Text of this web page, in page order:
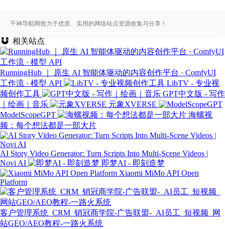
千神导航网致力于优质、实用的网络站点资源收集与分享！
相关站点
RunningHub ｜ 原生 AI 智能体驱动的内容创作平台 · ComfyUI
工作流 · 模型 API
LibTV - 专业视
频创作工具
GPT中文版 - 写作
｜绘画｜音乐
元象XVERSE
ModelScopeGPT
海螺视
频：每个想法都是一部大片
AI Story Video Generator: Turn Scripts Into Multi-Scene Videos |
Novi AI
即梦AI - 即刻造梦
Xiaomi MiMo API Open
Platform
客户管理系统_CRM_销冠商学院-广告联盟-_AI员工_短视频_网
站GEO/AEO教程-一路火系统